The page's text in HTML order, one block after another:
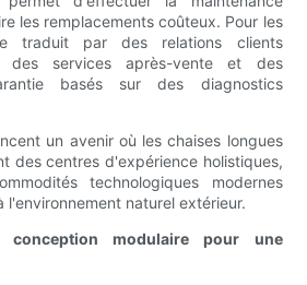
les remplacements coûteux. Pour les
traduit par des relations clients
des services après-vente et des
basés sur des diagnostics
un avenir où les chaises longues
des centres d'expérience holistiques,
technologiques modernes
l'environnement naturel extérieur.
conception modulaire pour une